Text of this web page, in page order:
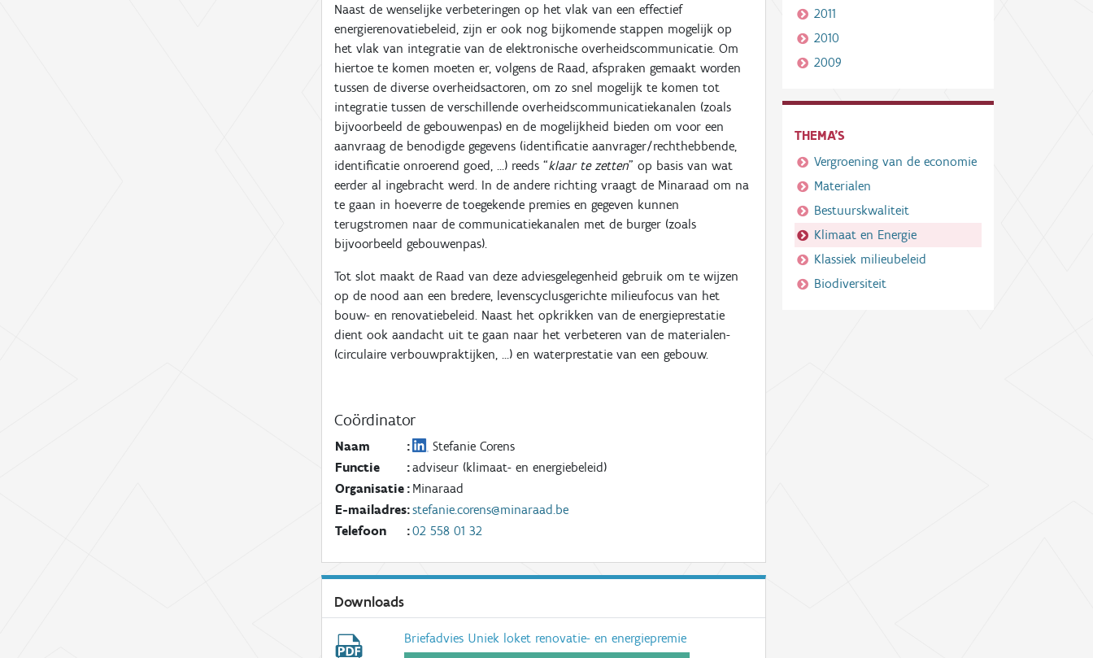
Naast de wenselijke verbeteringen op het vlak van een effectief
energierenovatiebeleid, zijn er ook nog bijkomende stappen mogelijk op
het vlak van integratie van de elektronische overheidscommunicatie. Om
hiertoe te komen moeten er, volgens de Raad, afspraken gemaakt worden
tussen de diverse overheidsactoren, om zo snel mogelijk te komen tot
integratie tussen de verschillende overheidscommunicatiekanalen (zoals
bijvoorbeeld de gebouwenpas) en de mogelijkheid bieden om voor een
aanvraag de benodigde gegevens (identificatie aanvrager/rechthebbende,
identificatie onroerend goed, …) reeds “klaar te zetten” op basis van wat
eerder al ingebracht werd. In de andere richting vraagt de Minaraad om na
te gaan in hoeverre de toegekende premies en gegeven kunnen
terugstromen naar de communicatiekanalen met de burger (zoals
bijvoorbeeld gebouwenpas).
Tot slot maakt de Raad van deze adviesgelegenheid gebruik om te wijzen
op de nood aan een bredere, levenscyclusgerichte milieufocus van het
bouw- en renovatiebeleid. Naast het opkrikken van de energieprestatie
dient ook aandacht uit te gaan naar het verbeteren van de materialen-
(circulaire verbouwpraktijken, …) en waterprestatie van een gebouw.
Coördinator
:
Naam
Stefanie Corens
:
Functie
adviseur (klimaat- en energiebeleid)
:
Organisatie Minaraad
:
E-mailadres stefanie.corens@minaraad.be
:
Telefoon 02 558 01 32
Downloads
Briefadvies Uniek loket renovatie- en energiepremie
2011
2010
2009
THEMA'S
Vergroening van de economie
Materialen
Bestuurskwaliteit
Klimaat en Energie
Klassiek milieubeleid
Biodiversiteit